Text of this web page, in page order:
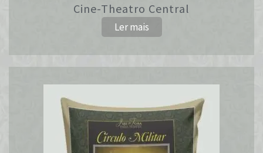
Cine-Theatro Central
Ler mais